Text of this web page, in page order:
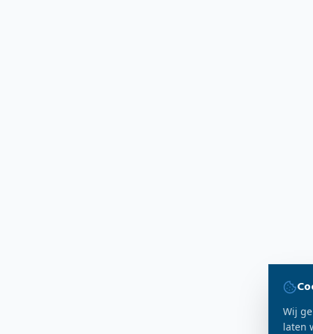
Wij
laten